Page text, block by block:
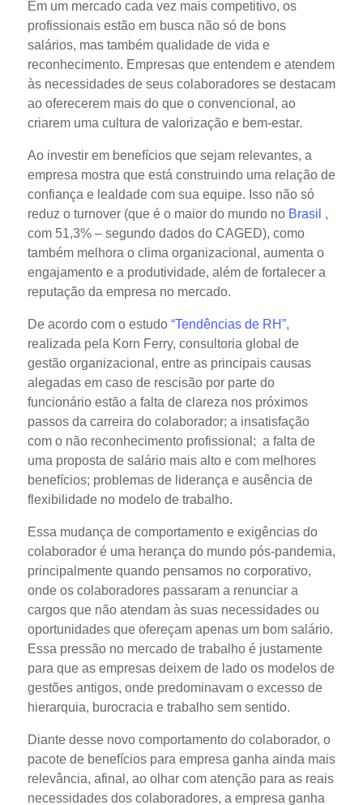
Em um mercado cada vez mais competitivo, os
profissionais estão em busca não só de bons
salários, mas também qualidade de vida e
reconhecimento. Empresas que entendem e atendem
às necessidades de seus colaboradores se destacam
ao oferecerem mais do que o convencional, ao
criarem uma cultura de valorização e bem-estar.
Ao investir em benefícios que sejam relevantes, a
empresa mostra que está construindo uma relação de
confiança e lealdade com sua equipe. Isso não só
reduz o turnover (que é o maior do mundo no Brasil ,
com 51,3% – segundo dados do CAGED), como
também melhora o clima organizacional, aumenta o
engajamento e a produtividade, além de fortalecer a
reputação da empresa no mercado.
De acordo com o estudo “Tendências de RH”,
realizada pela Korn Ferry, consultoria global de
gestão organizacional, entre as principais causas
alegadas em caso de rescisão por parte do
funcionário estão a falta de clareza nos próximos
passos da carreira do colaborador; a insatisfação
com o não reconhecimento profissional; a falta de
uma proposta de salário mais alto e com melhores
benefícios; problemas de liderança e ausência de
flexibilidade no modelo de trabalho.
Essa mudança de comportamento e exigências do
colaborador é uma herança do mundo pós-pandemia,
principalmente quando pensamos no corporativo,
onde os colaboradores passaram a renunciar a
cargos que não atendam às suas necessidades ou
oportunidades que ofereçam apenas um bom salário.
Essa pressão no mercado de trabalho é justamente
para que as empresas deixem de lado os modelos de
gestões antigos, onde predominavam o excesso de
hierarquia, burocracia e trabalho sem sentido.
Diante desse novo comportamento do colaborador, o
pacote de benefícios para empresa ganha ainda mais
relevância, afinal, ao olhar com atenção para as reais
necessidades dos colaboradores, a empresa ganha